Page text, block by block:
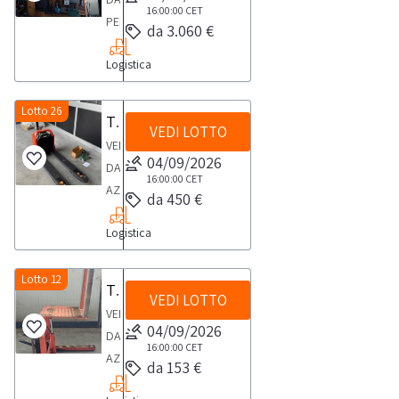
PERSONA
FISICAMuletto
uomo
piedi
a
batteria,
altezza
max
mm.
5319
Logistica
16:00:00 CET
da 3.060 €
Lotto 26
Transpallet elettrico Toyota
VENDITA
DA
AZIENDA
ATTIVATranspallet
elettrico
nominale
1300kg,altezza
di
sollevamento
195mm.Massima
capacità
Logistica
VEDI LOTTO
04/09/2026
16:00:00 CET
da 450 €
Lotto 12
Transpallet Kalmar
VENDITA
DA
AZIENDA
ATTIVATranspallet
VEDI LOTTO
04/09/2026
16:00:00 CET
da 153 €